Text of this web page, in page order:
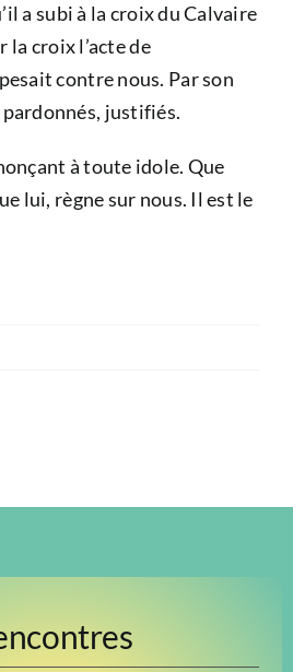
a subi à la croix du Calvaire
la croix l’acte de
contre nous. Par son
pardonnés, justifiés.
à toute idole. Que
lui, règne sur nous. Il est le